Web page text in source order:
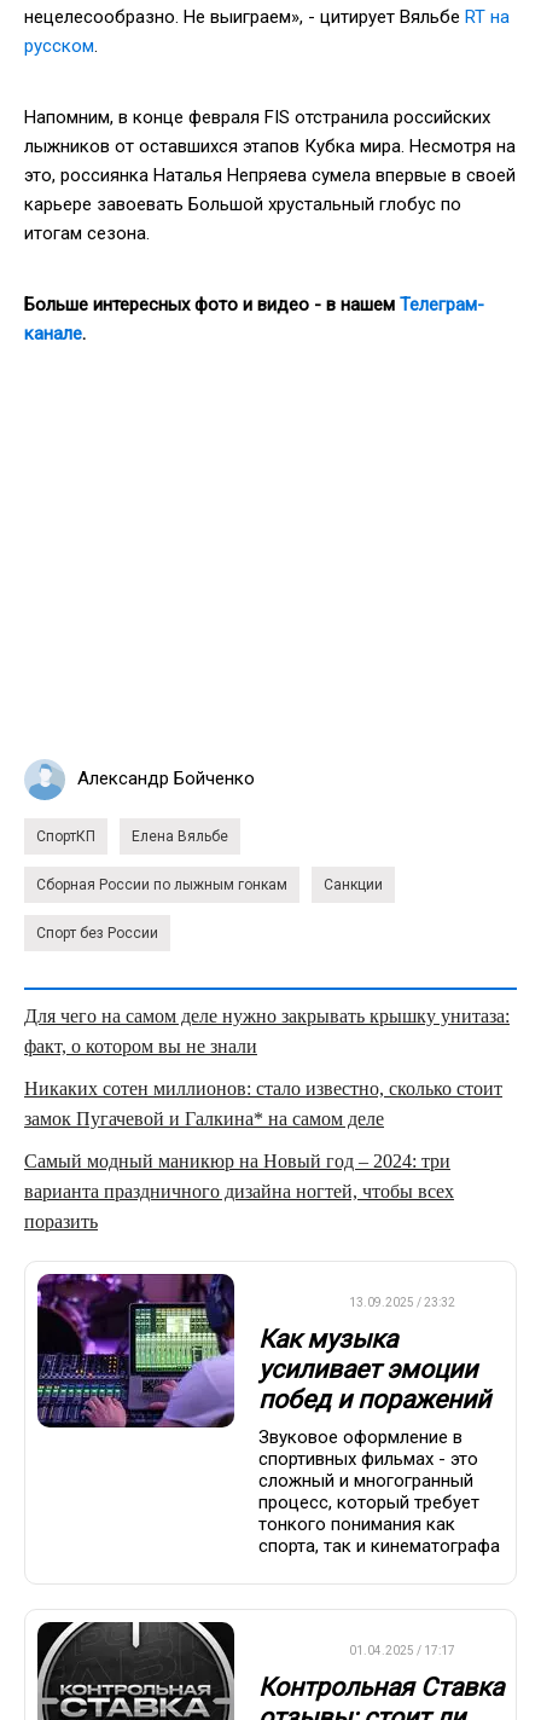
нецелесообразно. Не выиграем», - цитирует Вяльбе RT на
русском.
Напомним, в конце февраля FIS отстранила российских
лыжников от оставшихся этапов Кубка мира. Несмотря на
это, россиянка Наталья Непряева сумела впервые в своей
карьере завоевать Большой хрустальный глобус по
итогам сезона.
Больше интересных фото и видео - в нашем Телеграм-
канале.
Александр Бойченко
СпортКП Елена Вяльбе
Сборная России по лыжным гонкам Санкции
Спорт без России
Для чего на самом деле нужно закрывать крышку унитаза:
факт, о котором вы не знали
Никаких сотен миллионов: стало известно, сколько стоит
замок Пугачевой и Галкина* на самом деле
Самый модный маникюр на Новый год – 2024: три
варианта праздничного дизайна ногтей, чтобы всех
поразить
13.09.2025 / 23:32
Как музыка
усиливает эмоции
побед и поражений
Звуковое оформление в
спортивных фильмах - это
сложный и многогранный
процесс, который требует
тонкого понимания как
спорта, так и кинематографа
01.04.2025 / 17:17
Контрольная Ставка